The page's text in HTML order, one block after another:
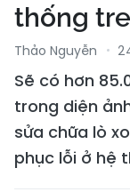
thống
Thảo Nguyễn
Sẽ có hơn
trong diện
sửa chữa lò
phục lỗi ở hệ